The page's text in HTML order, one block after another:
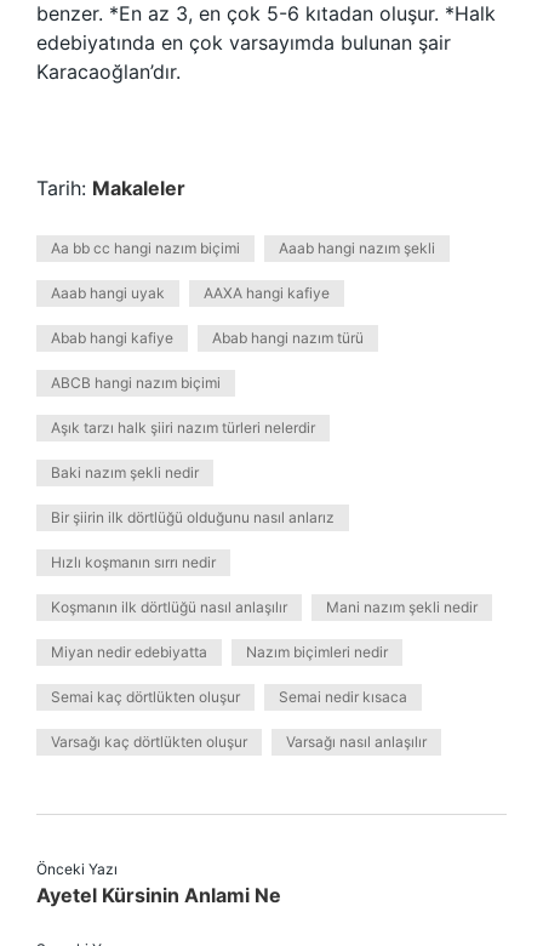
benzer. *En az 3, en çok 5-6 kıtadan oluşur. *Halk
edebiyatında en çok varsayımda bulunan şair
Karacaoğlan’dır.
Tarih: Makaleler
Aa bb cc hangi nazım biçimi Aaab hangi nazım şekli
Aaab hangi uyak AAXA hangi kafiye
Abab hangi kafiye Abab hangi nazım türü
ABCB hangi nazım biçimi
Aşık tarzı halk şiiri nazım türleri nelerdir
Baki nazım şekli nedir
Bir şiirin ilk dörtlüğü olduğunu nasıl anlarız
Hızlı koşmanın sırrı nedir
Koşmanın ilk dörtlüğü nasıl anlaşılır Mani nazım şekli nedir
Miyan nedir edebiyatta Nazım biçimleri nedir
Semai kaç dörtlükten oluşur Semai nedir kısaca
Varsağı kaç dörtlükten oluşur Varsağı nasıl anlaşılır
Önceki Yazı
Ayetel Kürsinin Anlami Ne